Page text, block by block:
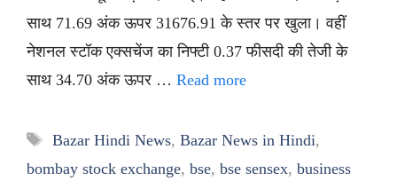
साथ 71.69 अंक ऊपर 31676.91 के स्तर पर खुला। वहीं
नेशनल स्टॉक एक्सचेंज का निफ्टी 0.37 फीसदी की तेजी के
साथ 34.70 अंक ऊपर … Read more
Tags
Bazar Hindi News, Bazar News in Hindi,
bombay stock exchange, bse, bse sensex, business